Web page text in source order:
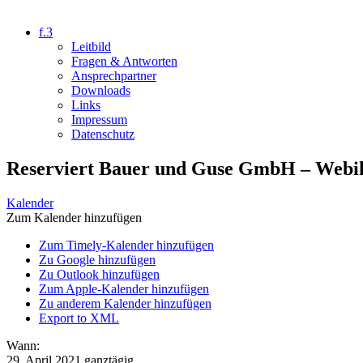
f.3
Leitbild
Fragen & Antworten
Ansprechpartner
Downloads
Links
Impressum
Datenschutz
Reserviert Bauer und Guse GmbH –
Kalender
Zum Kalender hinzufügen
Zum Timely-Kalender hinzufügen
Zu Google hinzufügen
Zu Outlook hinzufügen
Zum Apple-Kalender hinzufügen
Zu anderem Kalender hinzufügen
Export to XML
Wann:
29. April 2021 ganztägig